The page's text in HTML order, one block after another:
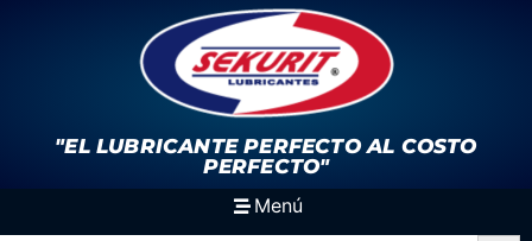
"EL LUBRICANTE PERFECTOAL COSTO
PERFECTO"
Menú
Search Button